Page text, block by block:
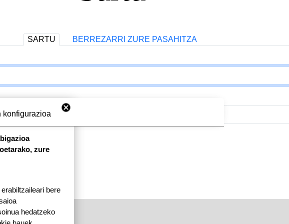
SARTU BERREZARRI ZURE PASAHITZA
konfigurazioa
zure
bere
hedatzeko